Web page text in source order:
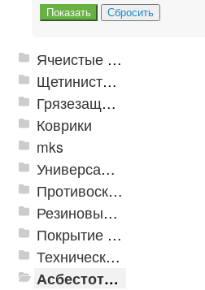
Ячеистые грязезащитные покрытия
Щетинистые покрытия
Грязезащитные, влаговпитывающие покрытия
Коврики
mks
Универсальные модульные покрытия
Противоскользящая защита для лестниц, профили, ленты
Резиновые и ПВХ дорожки
Покрытие из резиновой крошки
Техническая резина
Асбестотехнические и теплоизоляционные материалы